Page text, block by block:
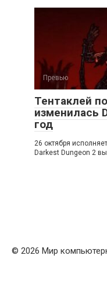
Превью
Тентаклей
изменилась
год
26 октября
Darkest Dungeon 2
© 2026 Мир